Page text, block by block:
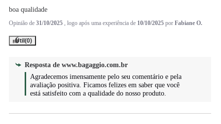
boa qualidade
Opinião de 31/10/2025 , logo após uma experiência de 10/10/2025 por Fabiane O.
Útil(0)
Resposta de www.bagaggio.com.br
Agradecemos imensamente pelo seu comentário e pela
avaliação positiva. Ficamos felizes em saber que você
está satisfeito com a qualidade do nosso produto.